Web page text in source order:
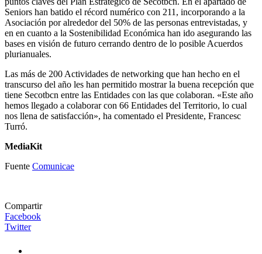
Seniors han batido el récord numérico con 211, incorporando a la
Asociación por alrededor del 50% de las personas entrevistadas, y
en en cuanto a la Sostenibilidad Económica han ido asegurando las
bases en visión de futuro cerrando dentro de lo posible Acuerdos
plurianuales.
Las más de 200 Actividades de networking que han hecho en el
transcurso del año les han permitido mostrar la buena recepción que
tiene Secotbcn entre las Entidades con las que colaboran. «Este año
hemos llegado a colaborar con 66 Entidades del Territorio, lo cual
nos llena de satisfacción», ha comentado el Presidente, Francesc
Turró.
MediaKit
Fuente Comunicae
Compartir
Facebook
Twitter